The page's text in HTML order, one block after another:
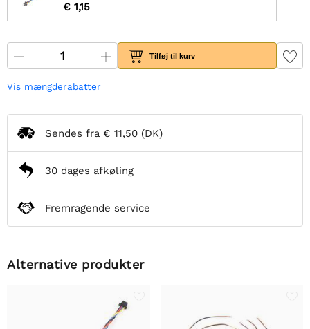
€ 1,15
Tilføj til kurv
Vis mængderabatter
Sendes fra € 11,50 (DK)
30 dages afkøling
Fremragende service
Alternative produkter